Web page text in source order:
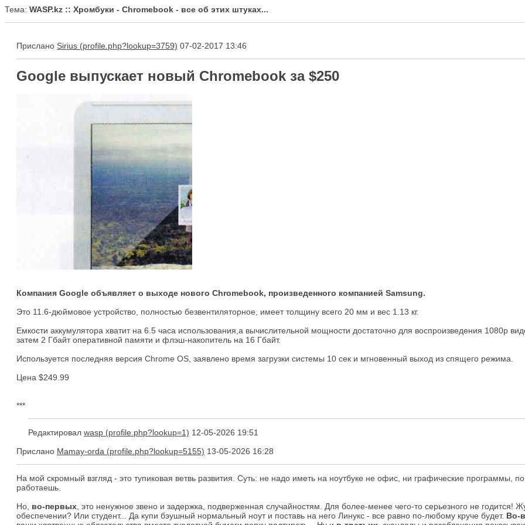
Тема: WASP.kz :: Хромбуки - Chromebook - все об этих штуках...
Прислано Sirius 07-02-2017 13:46
Google выпускает новый Chromebook за $250
Компания Google объявляет о выходе нового Chromebook, произведенного компанией Samsung.
Это 11.6-дюймовое устройство, полностью безвентиляторное, имеет толщину всего 20 мм и вес 1.13 кг.
Емкости аккумулятора хватит на 6.5 часа использования,а вычислительной мощности достаточно для воспроизведения 1080р
затем 2 Гбайт оперативной памяти и флэш-накопитель на 16 Гбайт.
Используется последняя версия Chrome OS, заявлено время загрузки системы 10 сек и мгновенный выход из спящего режима.
Цена $249.99
***
Редактировал wasp
12-05-2026 19:51
Прислано Mamay-orda 13-05-2026 16:28
На мой скромный взгляд - это тупиковая ветвь развития. Суть: не надо иметь на ноутбуке не офис, ни графические программы, по
работаешь.
Но, во-первых , это ненужное звено и задержка, подверженная случайностям. Для более-менее чего-то серьезного не
обеспечении? Или студент... Да купи бэушный нормальный ноут и поставь на него Линукс - все равно по-любому круче будет. Во-